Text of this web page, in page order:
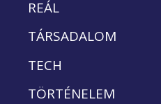
REÁL
TÁRSADALOM
TECH
TÖRTÉNELEM